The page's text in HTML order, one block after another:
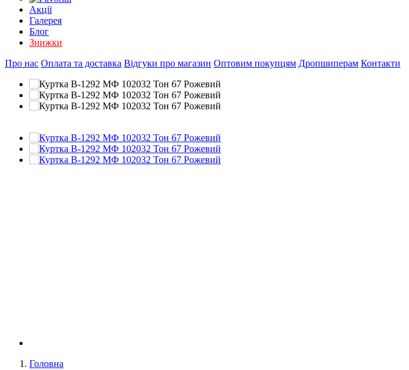
Акції
Галерея
Блог
Знижки
Про нас Оплата та доставка Відгуки про магазин Оптовим покупцям Дропшиперам Контакти
Головна